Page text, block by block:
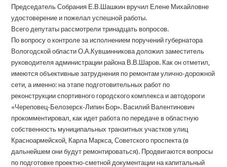
Председатель Собрания Е.В.Шашкин вручил Елене Михайловне
удостоверение и пожелал успешной работы.
Всего депутаты рассмотрели тринадцать вопросов.
По вопросу о контроле за исполнением поручений губернатора
Вологодской области О.А.Кувшинникова доложил заместитель
руководителя администрации района В.В.Шаров. Как он отметил,
имеются объективные затруднения по ремонтам улично-дорожной
сети, а именно: на этапе подготовительных работ по
реконструкции спортивного городского комплекса и автодороги
«Череповец-Белозерск-Липин Бор». Василий Валентинович
прокомментировал, как идет работа по передаче в областную
собственность муниципальных транзитных участков улиц
Красноармейской, Карла Маркса, Советского проспекта (в
дальнейшем они будут ремонтироваться). Продвигаются вопросы
по подготовке проектно-сметной документации на капитальный